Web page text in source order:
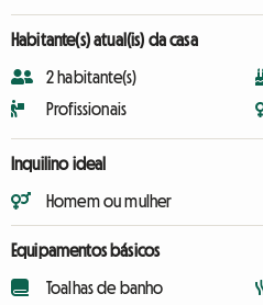
Habitante(s) atual(is) da casa
2 habitante(s)
Profissionais
Inquilino ideal
Homem ou mulher
Equipamentos básicos
Toalhas de banho